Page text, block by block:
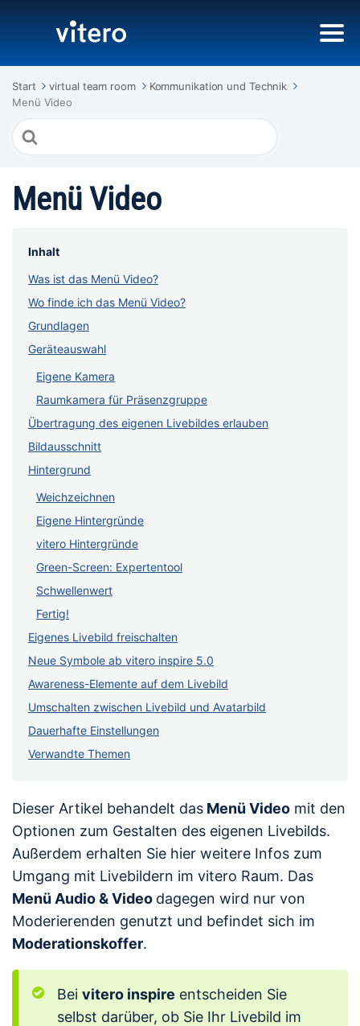
Start virtual team room
Kommunikation und Technik
Menü Video
Suche
nach
Menü Video
Inhalt
Was ist das Menü Video?
Wo finde ich das Menü Video?
Grundlagen
Geräteauswahl
Eigene Kamera
Raumkamera für Präsenzgruppe
Übertragung des eigenen Livebildes erlauben
Bildausschnitt
Hintergrund
Weichzeichnen
Eigene Hintergründe
vitero Hintergründe
Green-Screen: Expertentool
Schwellenwert
Fertig!
Eigenes Livebild freischalten
Neue Symbole ab vitero inspire 5.0
Awareness-Elemente auf dem Livebild
Umschalten zwischen Livebild und Avatarbild
Dauerhafte Einstellungen
Verwandte Themen
Dieser Artikel behandelt das Menü Video mit den
Optionen zum Gestalten des eigenen Livebilds.
Außerdem erhalten Sie hier weitere Infos zum
Umgang mit Livebildern im vitero Raum. Das
Menü Audio & Video dagegen wird nur von
Moderierenden genutzt und befindet sich im
Moderationskoffer.
Bei vitero inspire entscheiden Sie
selbst darüber, ob Sie Ihr Livebild im